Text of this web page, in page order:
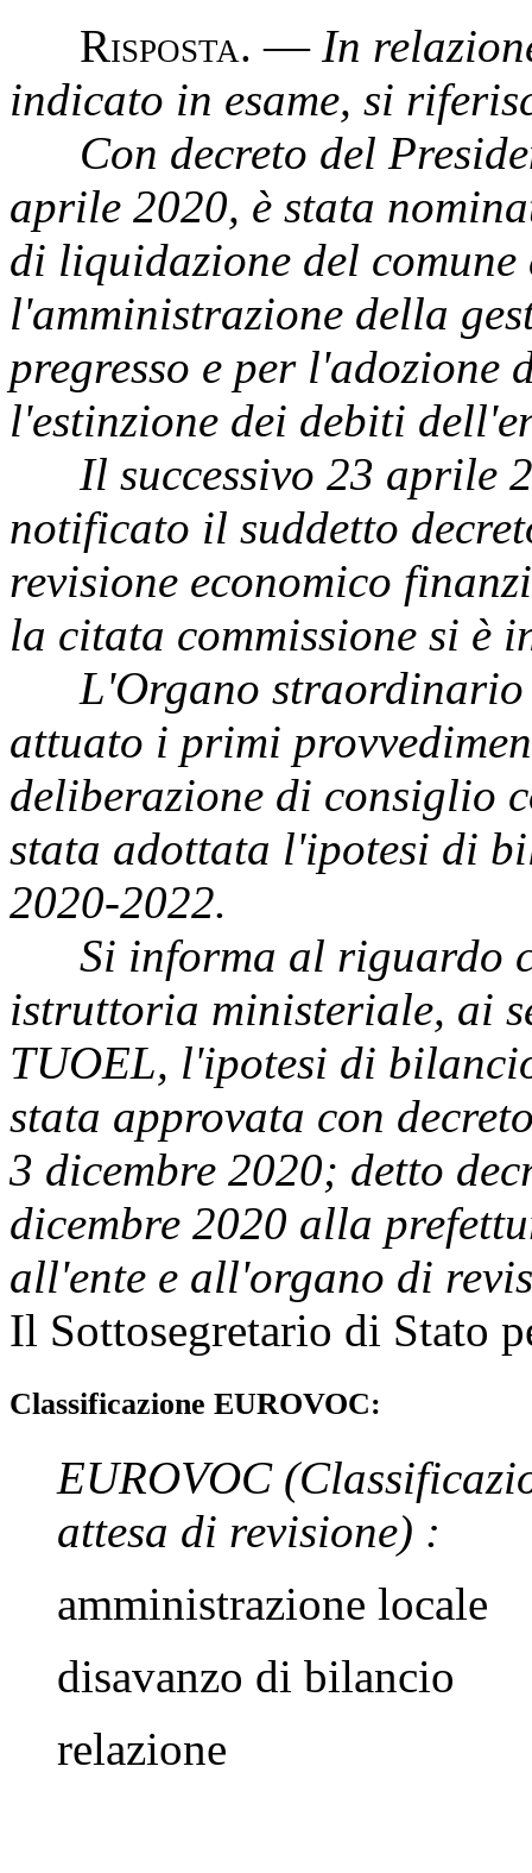
Risposta. — In
indicato in esame, si
Con decreto del
aprile 2020, è stata
di liquidazione del
l'amministrazione della
pregresso e per
l'estinzione dei debiti
Il successivo 23 aprile
notificato il suddetto
revisione economico
la citata commissione si è
L'Organo straordinario
attuato i primi
deliberazione di consiglio
stata adottata l'ipotesi di
2020-2022.
Si informa al riguardo
istruttoria ministeriale, ai
TUOEL, l'ipotesi di
stata approvata con
3 dicembre 2020; detto
dicembre 2020 alla
all'ente e all'organo di
Il Sottosegretario di Stato
Classificazione EUROVOC:
EUROVOC
attesa di revisione) :
amministrazione locale
disavanzo di bilancio
relazione